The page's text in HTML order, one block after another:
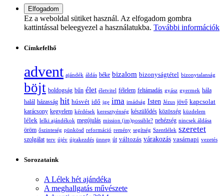
Ez a weboldal sütiket használ. Az elfogadom gombra
kattintással beleegyezel a használatukba. További információk
Címkefelhő
advent ajándék áldás béke bizalom bizonyságtétel bizonytalanság
böjt boldogság bűn élet életvitel félelem feltámadás gyász gyermek hála
halál házasság hit húsvét idő ige ima imádság Isten Jézus jövő kapcsolat
karácsony kegyelem kérdések keresztyénség készülődés közösség küzdelem
lélek lelki ajándékok megújulás mission (im)possible? nehézség nincsek áldása
öröm őszinteség pünkösd reformáció remény segítség Szentlélek szeretet
szolgálat terv újév újrakezdés ünnep út változás várakozás vasárnapi vezetés
Sorozataink
A Lélek hét ajándéka
A meghallgatás művészete